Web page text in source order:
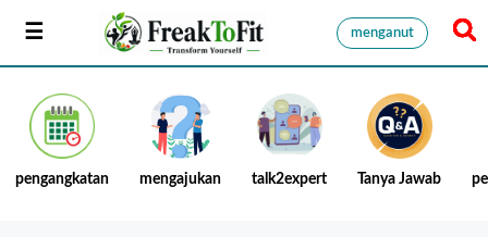
menganut
pengangkatan mengajukan talk2expert Tanya Jawab